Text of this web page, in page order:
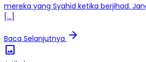
mereka yang Syahid ketika berjihad.
[…]
Baca Selanjutnya arrow_forward
image